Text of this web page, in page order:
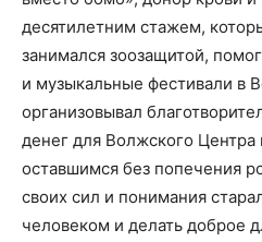
десятилетним стажем,
занимался зоозащитой,
и музыкальные фестивали в
организовывал
денег для Волжского
оставшимся без попечения
своих сил и понимания
человеком и делать доброе